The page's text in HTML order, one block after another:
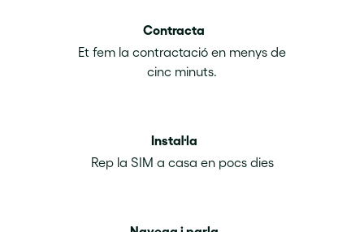
Contracta
Et fem la contractació en menys de
cinc minuts.
Instal·la
Rep la SIM a casa en pocs dies